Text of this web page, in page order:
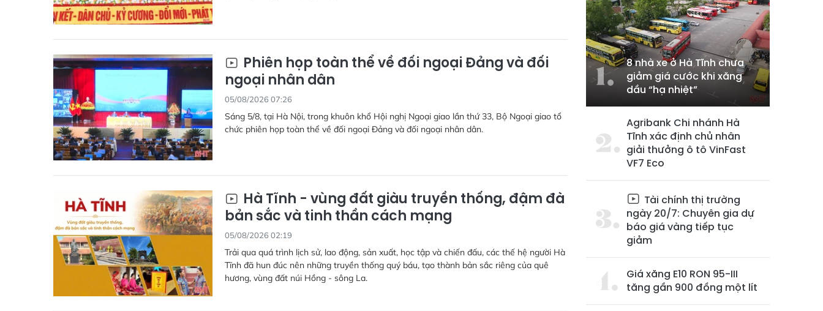
Phiên họp toàn thể về đối ngoại Đảng và đối
ngoại nhân dân
05/08/2026 07:26
Sáng 5/8, tại Hà Nội, trong khuôn khổ Hội nghị Ngoại giao lần thứ 33, Bộ Ngoại giao tổ
chức phiên họp toàn thể về đối ngoại Đảng và đối ngoại nhân dân.
Hà Tĩnh - vùng đất giàu truyền thống, đậm đà
bản sắc và tinh thần cách mạng
05/08/2026 02:19
Trải qua quá trình lịch sử, lao động, sản xuất, học tập và chiến đấu, các thế hệ người Hà
Tĩnh đã hun đúc nên những truyền thống quý báu, tạo thành bản sắc riêng của quê
hương, vùng đất núi Hồng - sông La.
8 nhà xe ở Hà Tĩnh chưa
giảm giá cước khi xăng
dầu “hạ nhiệt”
Agribank Chi nhánh Hà
Tĩnh xác định chủ nhân
giải thưởng ô tô VinFast
VF7 Eco
Tài chính thị trường
ngày 20/7: Chuyên gia dự
báo giá vàng tiếp tục
giảm
Giá xăng E10 RON 95-III
tăng gần 900 đồng một lít